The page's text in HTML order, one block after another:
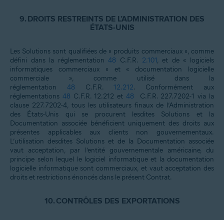
9.DROITS RESTREINTS DE L’ADMINISTRATION DES
ÉTATS-UNIS
Les Solutions sont qualifiées de « produits commerciaux », comme
défini dans la réglementation48 C.F.R. 2.101, et de « logiciels
informatiques commerciaux » et « documentation logicielle
commerciale », comme utilisé dans la
réglementation 48 C.F.R. 12.212. Conformément aux
réglementations 48 C.F.R. 12.212 et48 C.F.R. 227.7202-1 via la
clause 227.7202-4, tous les utilisateurs finaux de l’Administration
des États-Unis qui se procurent lesdites Solutions et la
Documentation associée bénéficient uniquement des droits aux
présentes applicables aux clients non gouvernementaux.
L’utilisation desdites Solutions et de la Documentation associée
vaut acceptation, par l’entité gouvernementale américaine, du
principe selon lequel le logiciel informatique et la documentation
logicielle informatique sont commerciaux, et vaut acceptation des
droits et restrictions énoncés dans le présent Contrat.
10.CONTRÔLES DES EXPORTATIONS